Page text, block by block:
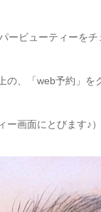
ービューティーを
の、「web予約」を
ー画面にとびます♪）